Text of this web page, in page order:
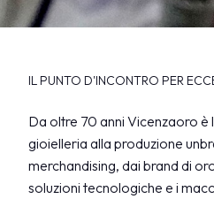
Perché visitare
Perchè esporre
Diventa espositore
Info utili per esporre
Area riservata
Perchè
visitare
IL PUNTO D'INCONTRO PER
Da oltre 70 anni Vicenzaoro è
gioielleria alla produzione
merchandising, dai brand di
soluzioni tecnologiche e i